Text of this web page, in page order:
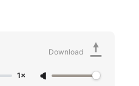
1×
Download